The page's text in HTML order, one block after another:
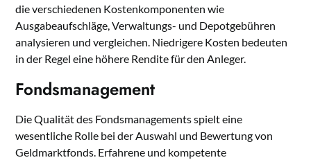
die verschiedenen Kostenkomponenten wie
Ausgabeaufschläge, Verwaltungs- und Depotgebühren
analysieren und vergleichen. Niedrigere Kosten bedeuten
in der Regel eine höhere Rendite für den Anleger.
Fondsmanagement
Die Qualität des Fondsmanagements spielt eine
wesentliche Rolle bei der Auswahl und Bewertung von
Geldmarktfonds. Erfahrene und kompetente